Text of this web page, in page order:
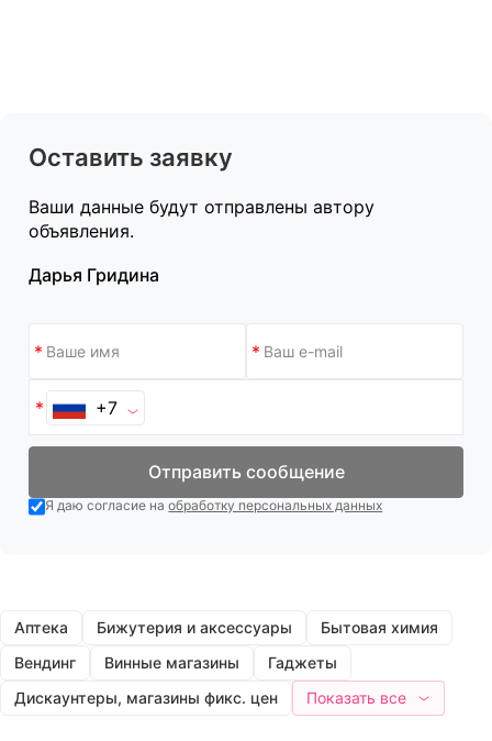
Оставить заявку
Ваши данные будут отправлены автору
объявления.
Дарья Гридина
+7
Отправить сообщение
Я даю согласие наобработку персональных данных
Аптека Бижутерия и аксессуары
Бытовая химия
Вендинг
Винные магазины
Гаджеты
Дискаунтеры, магазины фикс. цен
Показать все